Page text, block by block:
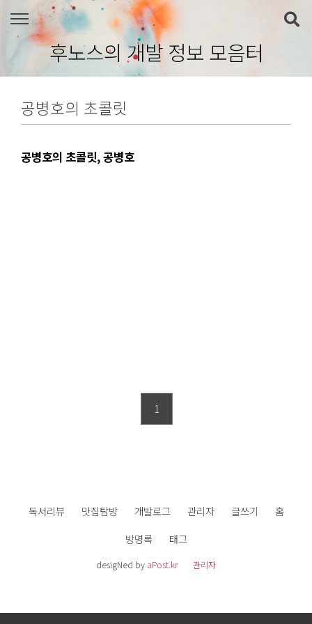
본문 바로가기
후노스의 개발 정보 모음터
공병호의 초콜릿
공병호의 초콜릿, 공병호
1
독서리뷰 맛집탐방 개발로그 관리자 글쓰기
홈
방명록
태그
desigNed by aPost.kr 관리자